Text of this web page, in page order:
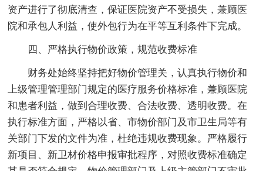
资产进行了彻底清查，保证医院资产不受损失，兼顾医
院和承包人利益，使外包行为在平等互利条件下完成。
四、严格执行物价政策，规范收费标准
财务处始终坚持把好物价管理关，认真执行物价和
上级管理管理部门规定的医疗服务价格标准，兼顾医院
和患者利益，做到合理收费、合法收费、透明收费。在
执行标准方面，严格以省、市物价部门及市卫生局等有
关部门下发的文件为准，杜绝违规收费现象。严格履行
新项目、新卫材价格申报审批程序，对照收费标准确定